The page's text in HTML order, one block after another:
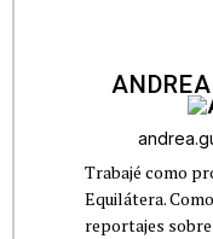
Trabajé como
Equilátera.
reportajes sobre